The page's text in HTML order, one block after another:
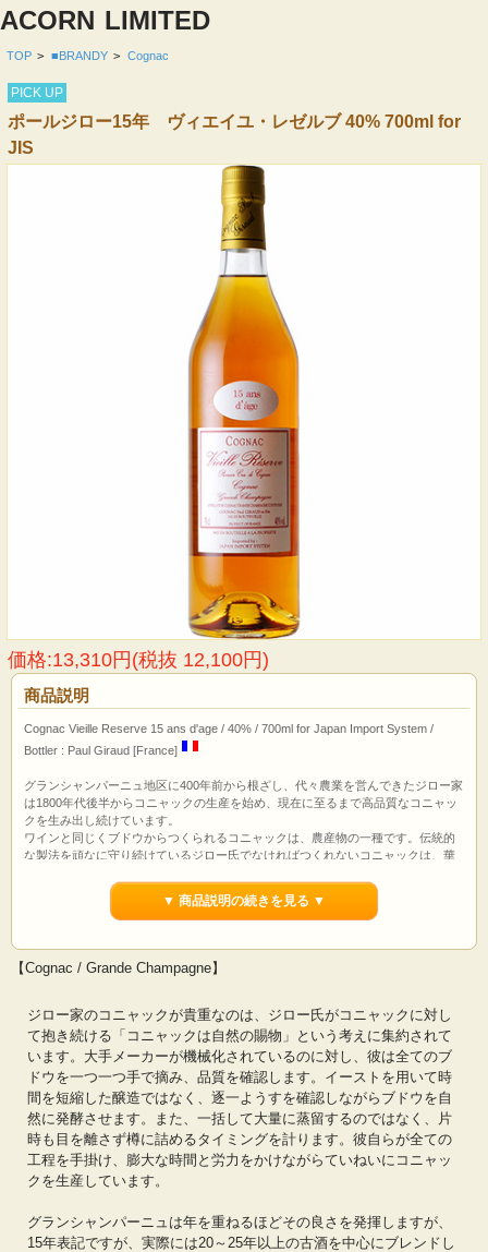
ACORN LIMITED
TOP > ■BRANDY > Cognac
PICK UP
ポールジロー15年 ヴィエイユ・レゼルブ 40% 700ml for
JIS
価格:13,310円(税抜 12,100円)
商品説明
Cognac Vieille Reserve 15 ans d'age / 40% / 700ml for Japan Import System /
Bottler : Paul Giraud [France]
グランシャンパーニュ地区に400年前から根ざし、代々農業を営んできたジロー家
は1800年代後半からコニャックの生産を始め、現在に至るまで高品質なコニャッ
クを生み出し続けています。
ワインと同じくブドウからつくられるコニャックは、農産物の一種です。伝統的
な製法を頑なに守り続けているジロー氏でなければつくれないコニャックは、華
のあるグランシャンパーニュ・ブートビル村のテロワールをそのままボトリング
したようなコニャックです。▼ 商品説明の続きを見る ▼
【Cognac / Grande Champagne】
ジロー家のコニャックが貴重なのは、ジロー氏がコニャックに対し
て抱き続ける「コニャックは自然の賜物」という考えに集約されて
います。大手メーカーが機械化されているのに対し、彼は全てのブ
ドウを一つ一つ手で摘み、品質を確認します。イーストを用いて時
間を短縮した醸造ではなく、逐一ようすを確認しながらブドウを自
然に発酵させます。また、一括して大量に蒸留するのではなく、片
時も目を離さず樽に詰めるタイミングを計ります。彼自らが全ての
工程を手掛け、膨大な時間と労力をかけながらていねいにコニャッ
クを生産しています。
グランシャンパーニュは年を重ねるほどその良さを発揮しますが、
15年表記ですが、実際には20～25年以上の古酒を中心にブレンドし